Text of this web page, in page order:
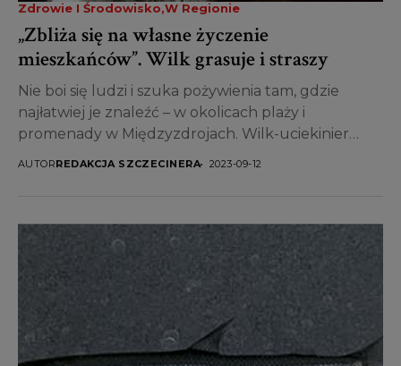
Zdrowie I Środowisko W Regionie
„Zbliża się na własne życzenie
mieszkańców”. Wilk grasuje i straszy
Nie boi się ludzi i szuka pożywienia tam, gdzie
najłatwiej je znaleźć – w okolicach plaży i
promenady w Międzyzdrojach. Wilk-uciekinier
AUTORREDAKCJA SZCZECINERA 2023-09-12